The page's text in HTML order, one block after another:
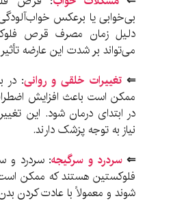
بی‌خوابی یا برعکس
دلیل زمان مصرف قرص
می‌تواند بر شدت این عارضه
⇐ تغییرات خلقی و روانی: در
ممکن است باعث افزایش
در ابتدای درمان شود. این
نیاز به توجه پزشک دارند.
⇐سردرد و سرگیجه: سردرد و
فلوکستین هستند که ممکن
شوند و معمولاً با عادت کردن